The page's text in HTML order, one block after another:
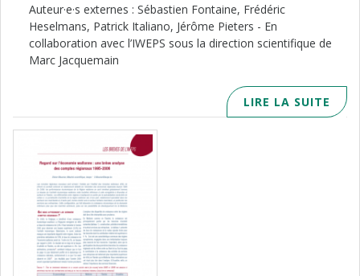
Auteur·e·s externes : Sébastien Fontaine, Frédéric
Heselmans, Patrick Italiano, Jérôme Pieters - En
collaboration avec l’IWEPS sous la direction scientifique de
Marc Jacquemain
LIRE LA SUITE